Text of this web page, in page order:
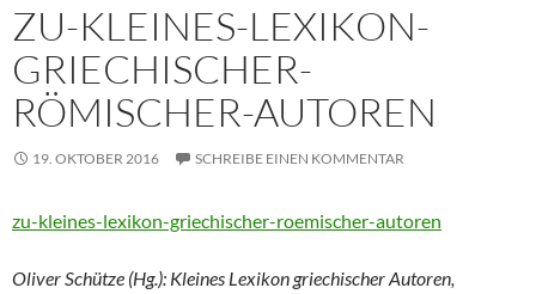
ZU-KLEINES-LEXIKON-
GRIECHISCHER-
RÖMISCHER-AUTOREN
19. OKTOBER 2016 SCHREIBE EINEN KOMMENTAR
zu-kleines-lexikon-griechischer-roemischer-autoren
Oliver Schütze (Hg.): Kleines Lexikon griechischer Autoren,